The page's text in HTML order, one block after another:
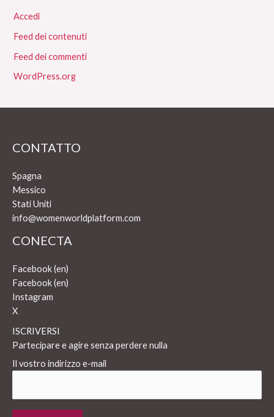
Accedi
Feed dei contenuti
Feed dei commenti
WordPress.org
CONTATTO
Spagna
Messico
Stati Uniti
info@womenworldplatform.com
CONECTA
Facebook (en)
Facebook (en)
Instagram
X
ISCRIVERSI
Partecipare e agire senza perdere nulla
Il vostro indirizzo e-mail